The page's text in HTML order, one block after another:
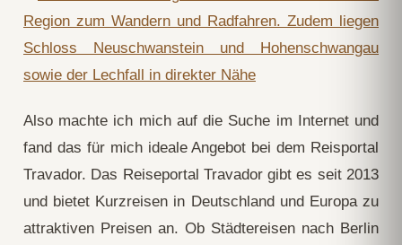
Also machte ich mich auf die Suche im Internet und
fand das für mich ideale Angebot bei dem Reisportal
Travador. Das Reiseportal Travador gibt es seit 2013
und bietet Kurzreisen in Deutschland und Europa zu
attraktiven Preisen an. Ob Städtereisen nach Berlin